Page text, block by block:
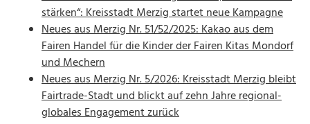
stärken“: Kreisstadt Merzig startet neue Kampagne
Neues aus Merzig Nr. 51/52/2025: Kakao aus dem
Fairen Handel für die Kinder der Fairen Kitas Mondorf
und Mechern
Neues aus Merzig Nr. 5/2026: Kreisstadt Merzig bleibt
Fairtrade-Stadt und blickt auf zehn Jahre regional-
globales Engagement zurück